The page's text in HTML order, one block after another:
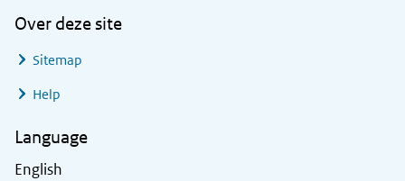
Over deze site
Sitemap
Help
Language
English